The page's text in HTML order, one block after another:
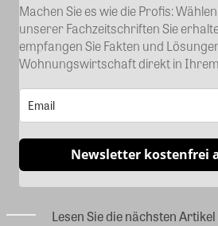
Machen Sie es wie die Profis:
unserer Fachzeitschriften Sie
empfangen Sie Fakten und
Wohnungswirtschaft direkt in
Newsletter kostenfrei
Lesen Sie die nächsten